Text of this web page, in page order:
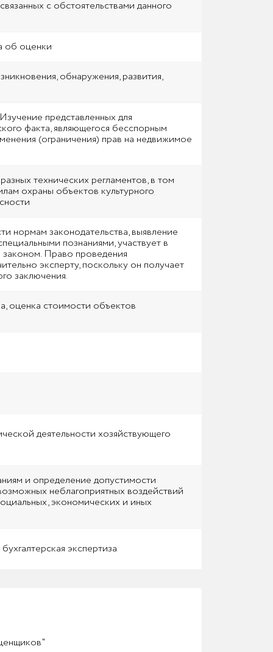
с обстоятельствами данного
об оценки
обнаружения, развития,
представленных для
факта, являющегося бесспорным
(ограничения) прав на недвижимое
технических регламентов, в том
охраны объектов культурного
нормам законодательства, выявление
познаниями, участвует в
Право проведения
эксперту, поскольку он получает
заключения.
оценка стоимости объектов
деятельности хозяйствующего
и определение допустимости
неблагоприятных воздействий
экономических и иных
экспертиза